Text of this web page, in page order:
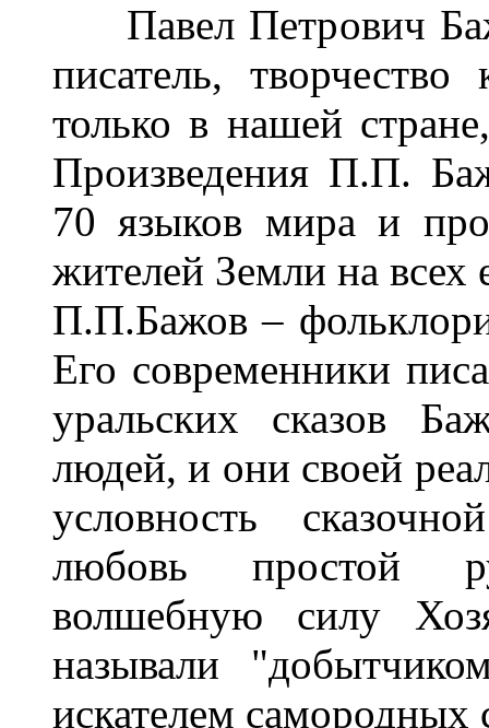
Павел Петрович
писатель,
только в нашей
Произведения П.П.
70 языков мира и
жителей Земли на всех
П.П.Бажов –
Его современники
уральских сказов
людей, и они своей
условность
любовь простой
волшебную силу
называли
искателем самородных